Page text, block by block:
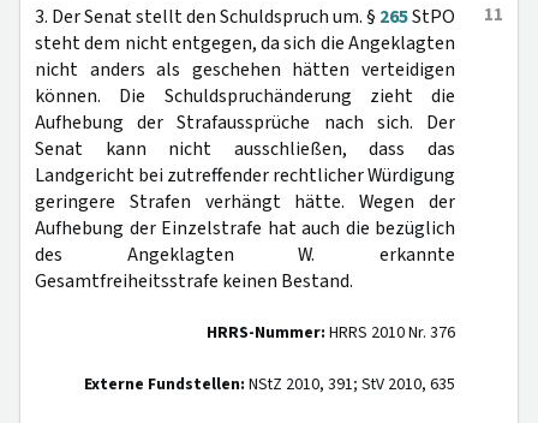
11
3. Der Senat stellt den Schuldspruch um. § 265StPO
steht dem nicht entgegen, da sich die Angeklagten
nicht anders als geschehen hätten verteidigen
können. Die Schuldspruchänderung zieht die
Aufhebung der Strafaussprüche nach sich. Der
Senat kann nicht ausschließen, dass das
Landgericht bei zutreffender rechtlicher Würdigung
geringere Strafen verhängt hätte. Wegen der
Aufhebung der Einzelstrafe hat auch die bezüglich
des Angeklagten W. erkannte
Gesamtfreiheitsstrafe keinen Bestand.
HRRS-Nummer: HRRS 2010 Nr. 376
Externe Fundstellen: NStZ 2010, 391; StV 2010, 635